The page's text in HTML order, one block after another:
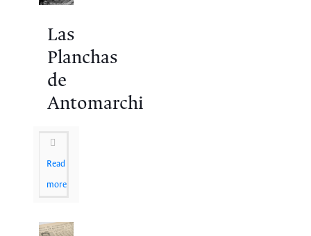
Las
Planchas
de
Antomarchi
Read
more